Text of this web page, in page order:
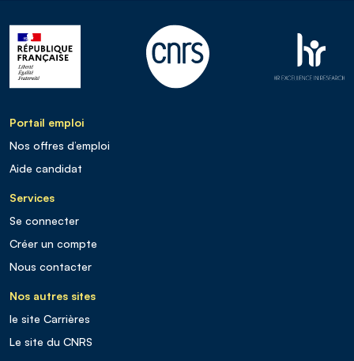
Portail emploi
Nos offres d’emploi
Aide candidat
Services
Se connecter
Créer un compte
Nous contacter
Nos autres sites
le site Carrières
Le site du CNRS